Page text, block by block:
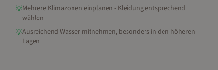
💡Mehrere Klimazonen einplanen - Kleidung entsprechend
wählen
💡Ausreichend Wasser mitnehmen, besonders in den höheren
Lagen